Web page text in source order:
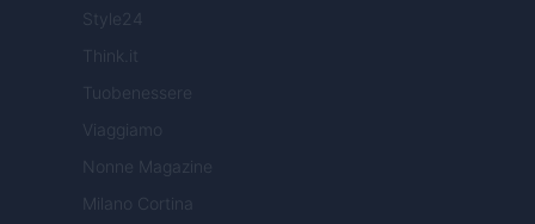
Style24
Think.it
Tuobenessere
Viaggiamo
Nonne Magazine
Milano Cortina